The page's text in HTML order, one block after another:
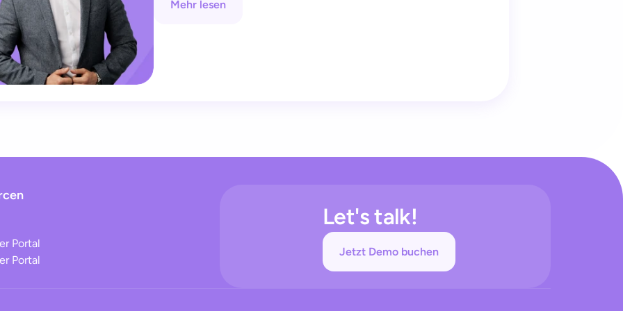
Mehr lesen
Portal
Portal
Let's talk!
Jetzt Demo buchen